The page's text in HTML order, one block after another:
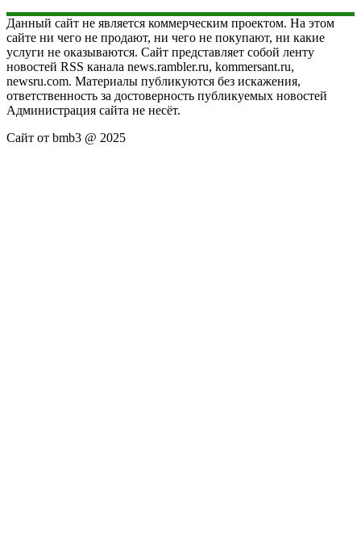
Данный сайт не является коммерческим проектом. На этом
сайте ни чего не продают, ни чего не покупают, ни какие
услуги не оказываются. Сайт представляет собой ленту
новостей RSS канала news.rambler.ru, kommersant.ru,
newsru.com. Материалы публикуются без искажения,
ответственность за достоверность публикуемых новостей
Администрация сайта не несёт.
Сайт от bmb3 @ 2025